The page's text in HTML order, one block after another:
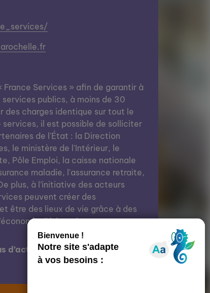
France Services » afin de garantir à
publics, à moins de 30
des charges identique sur tout le
il est possible de solliciter
de l'État : la Direction
le ministère de l'Intérieur, le
Pôle Emploi, la caisse nationale
maladie, l'assurance retraite,
plus, à l’initiative des acteurs
peuvent créer des
être des lieux de vie grâce à des
l’éducation, etc.
d’actions de cette structure ?